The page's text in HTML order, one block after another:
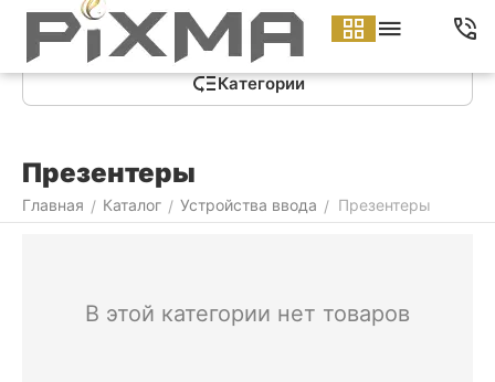
Категории
Презентеры
Главная / Каталог / Устройства ввода / Презентеры
В этой категории нет товаров
Меню Найти Корзина Аккаунт